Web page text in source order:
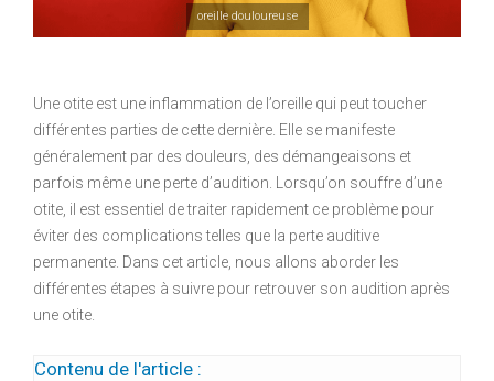
oreille douloureuse
Une otite est une inflammation de l’oreille qui peut toucher
différentes parties de cette dernière. Elle se manifeste
généralement par des douleurs, des démangeaisons et
parfois même une perte d’audition. Lorsqu’on souffre d’une
otite, il est essentiel de traiter rapidement ce problème pour
éviter des complications telles que la perte auditive
permanente. Dans cet article, nous allons aborder les
différentes étapes à suivre pour retrouver son audition après
une otite.
Contenu de l'article :